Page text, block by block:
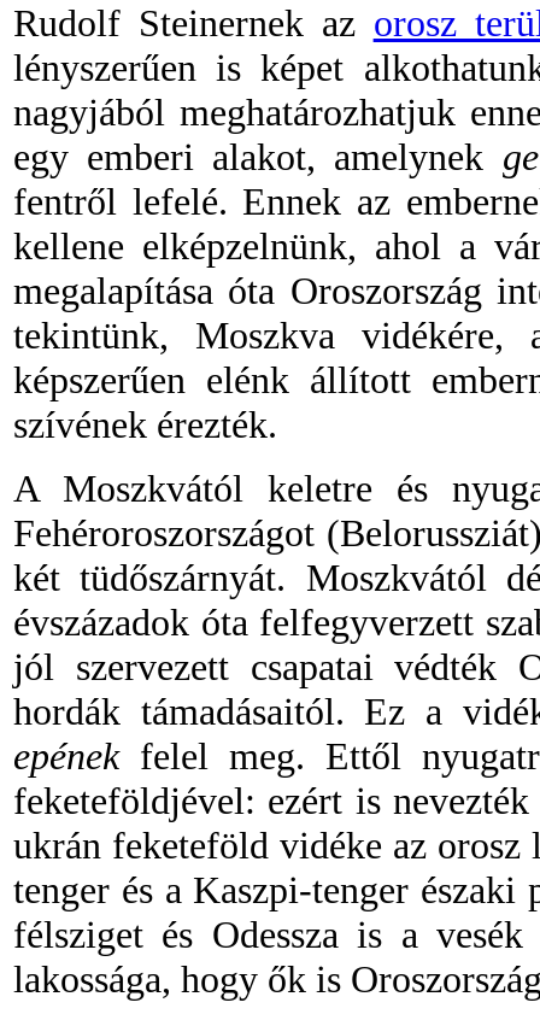
Rudolf Steinernek az orosz
lényszerűen is képet
nagyjából meghatározhatjuk
egy emberi alakot, amelynek
fentről lefelé. Ennek az
kellene elképzelnünk, ahol a
megalapítása óta Oroszország
tekintünk, Moszkva
képszerűen elénk állított
szívének érezték.
A Moszkvától keletre és
Fehéroroszországot
két tüdőszárnyát. Moszkvától
évszázadok óta felfegyverzett
jól szervezett csapatai védték
hordák támadásaitól. Ez a
epénekfelel meg. Ettől
feketeföldjével: ezért is
ukrán feketeföld vidéke az
tenger és a Kaszpi-tenger
félsziget és Odessza is a
lakossága, hogy ők is